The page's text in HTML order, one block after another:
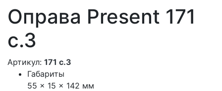
Оправа Present 171
с.3
Артикул: 171 с.3
Габариты
55 × 15 × 142 мм